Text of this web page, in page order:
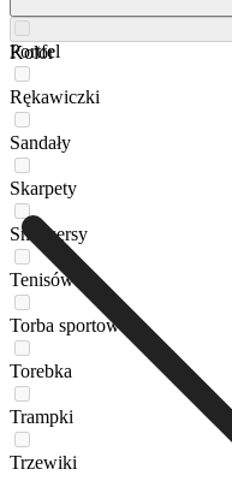
Portfel
Rękawiczki
Sandały
Skarpety
Sneakersy
Tenisówki
Torba sportowa
Torebka
Trampki
Trzewiki
Kolor